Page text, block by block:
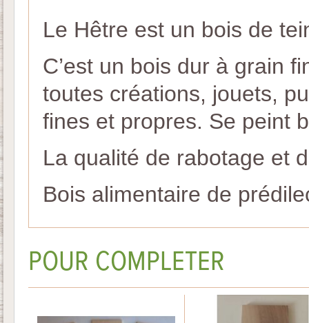
Le Hêtre est un bois de
C’est un bois dur à grain
toutes créations, jouets,
fines et propres. Se peint
La qualité de rabotage et
Bois alimentaire de
POUR COMPLETER